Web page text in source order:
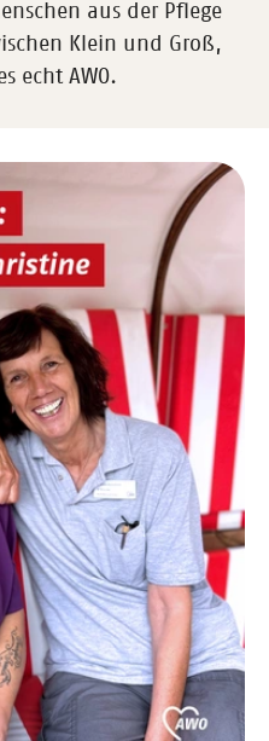
aus der Pflege
Klein und Groß,
echt AWO.